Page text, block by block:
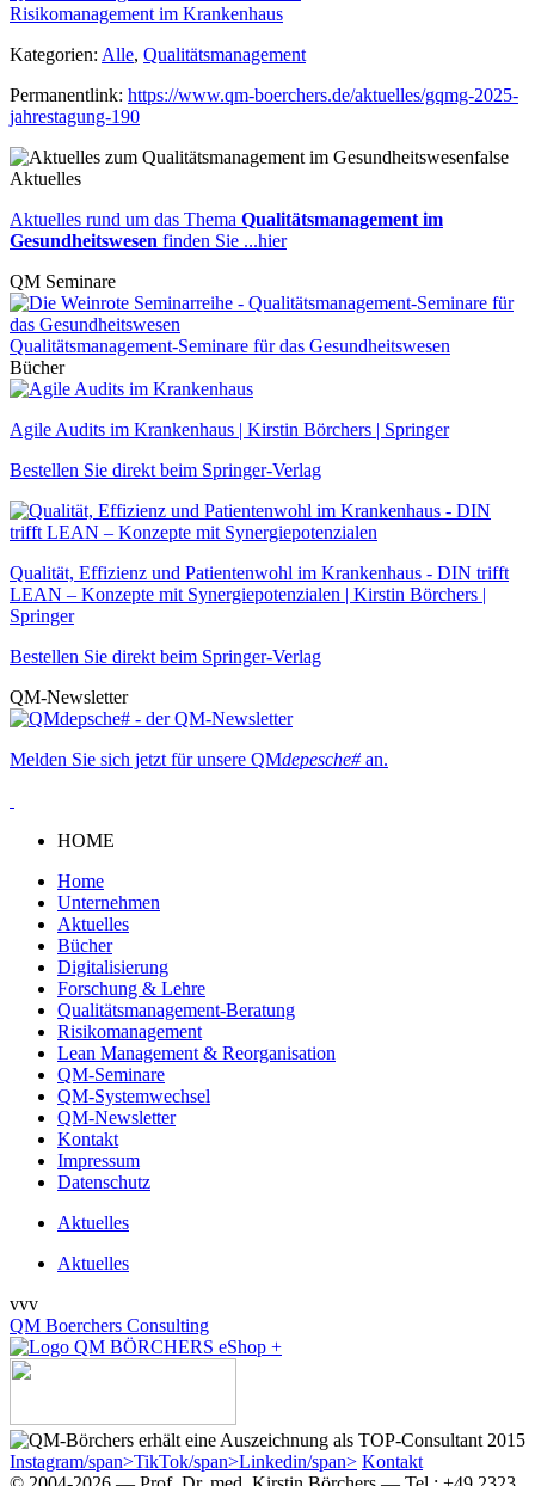
Risikomanagement im Krankenhaus
Kategorien: Alle, Qualitätsmanagement
Permanentlink: https://www.qm-boerchers.de/aktuelles/gqmg-2025-
jahrestagung-190
false
Aktuelles
Aktuelles rund um das Thema Qualitätsmanagement im
Gesundheitswesen finden Sie ...hier
QM Seminare
Qualitätsmanagement-Seminare für das Gesundheitswesen
Bücher
Agile Audits im Krankenhaus | Kirstin Börchers | Springer
Bestellen Sie direkt beim Springer-Verlag
Qualität, Effizienz und Patientenwohl im Krankenhaus - DIN trifft
LEAN – Konzepte mit Synergiepotenzialen | Kirstin Börchers |
Springer
Bestellen Sie direkt beim Springer-Verlag
QM-Newsletter
Melden Sie sich jetzt für unsere QMdepesche#an.
HOME
Home
Unternehmen
Aktuelles
Bücher
Digitalisierung
Forschung & Lehre
Qualitätsmanagement-Beratung
Risikomanagement
Lean Management & Reorganisation
QM-Seminare
QM-Systemwechsel
QM-Newsletter
Kontakt
Impressum
Datenschutz
Aktuelles
Aktuelles
vvv
QM Boerchers Consulting
Instagram/span>TikTok/span>Linkedin/span> Kontakt